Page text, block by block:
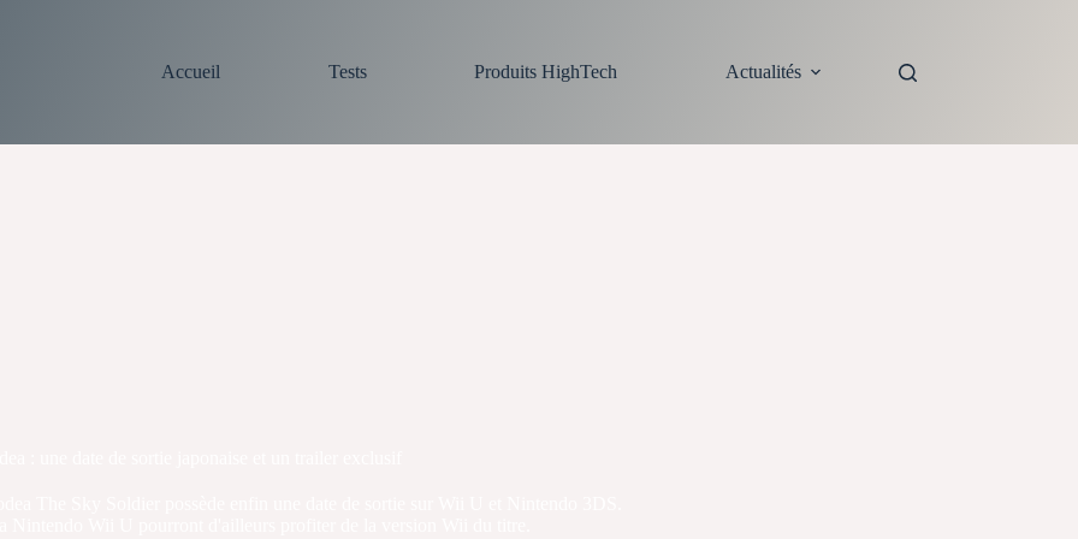
Accueil
Tests Produits HighTech Actualités